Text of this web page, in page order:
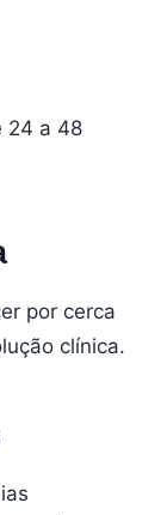
24 a 48
por cerca
clínica.